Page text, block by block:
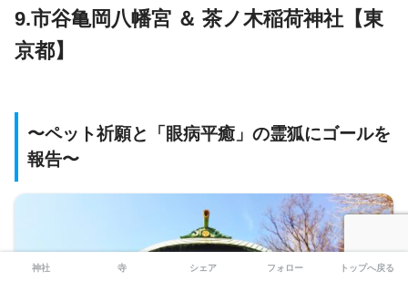
9.市谷亀岡八幡宮 ＆ 茶ノ木稲荷神社【東
京都】
〜ペット祈願と「眼病平癒」の霊狐にゴールを
報告〜
神社 寺 シェア フォロー トップへ戻る